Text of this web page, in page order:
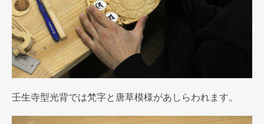
壬生寺型光背では梵字と唐草模様があしらわれます。